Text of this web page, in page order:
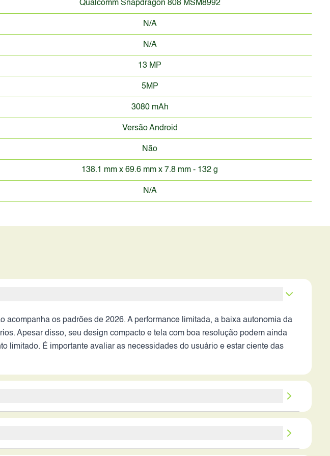
Qualcomm Snapdragon 808 MSM8992
N/A
N/A
13 MP
5MP
3080 mAh
Versão Android
Não
138.1 mm x 69.6 mm x 7.8 mm - 132 g
N/A
acompanha os padrões de 2026. A performance limitada, a baixa autonomia da
Apesar disso, seu design compacto e tela com boa resolução podem ainda
limitado. É importante avaliar as necessidades do usuário e estar ciente das
desempenho, bateria com pouca autonomia e falta de conectividade moderna.
ou, em alguns casos, até menor. O usuário que busca desempenho, câmera